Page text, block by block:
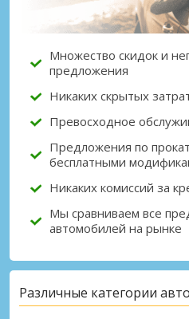
Войти с
Множество скидок и
предложения
Никаких скрытых
Превосходное
Предложения по
бесплатными
Никаких комиссий за
Мы сравниваем все
автомобилей на рынке
Различные категории